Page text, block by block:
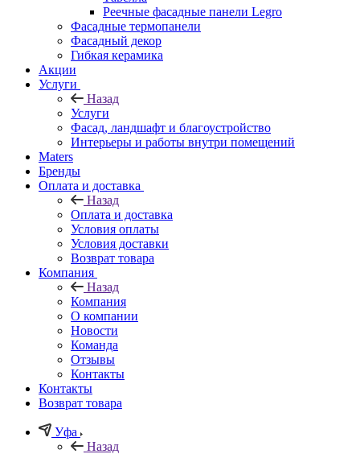
Реечные фасадные панели Legro
Фасадные термопанели
Фасадный декор
Гибкая керамика
Акции
Услуги
Назад
Услуги
Фасад, ландшафт и благоустройство
Интерьеры и работы внутри помещений
Maters
Бренды
Оплата и доставка
Назад
Оплата и доставка
Условия оплаты
Условия доставки
Возврат товара
Компания
Назад
Компания
О компании
Новости
Команда
Отзывы
Контакты
Контакты
Возврат товара
Уфа
Назад